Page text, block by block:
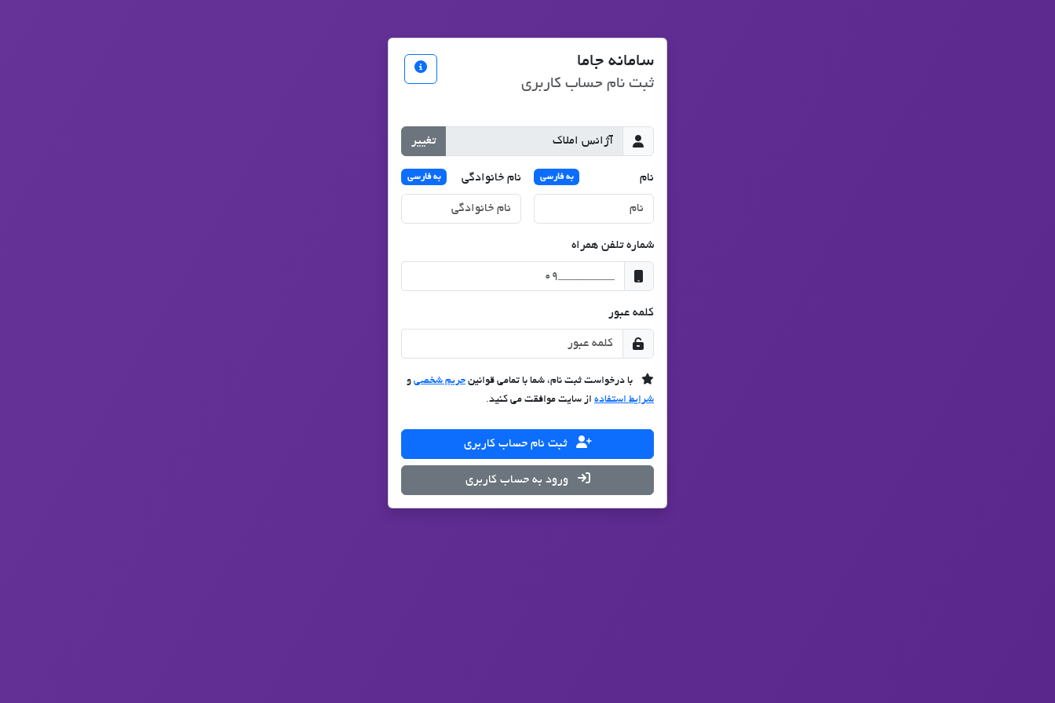
سامانه جاما
ثبت نام حساب کاربری
تغییر
نام به فارسی نام خانوادگی به فارسی
شماره تلفن همراه
کلمه عبور
با درخواست ثبت نام، شما با تمامی قوانین حریم شخصی و
شرایط استفاده از سایت موافقت می کنید.
ثبت نام حساب کاربری
ورود به حساب کاربری